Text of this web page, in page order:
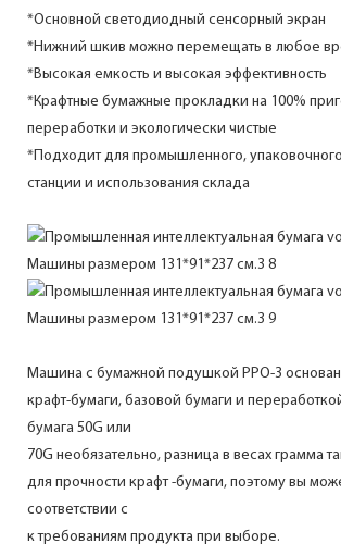
*Основной светодиодный сенсорный экран
*Нижний шкив можно перемещать в любое
*Высокая емкость и высокая эффективность
*Крафтные бумажные прокладки на 100%
переработки и экологически чистые
*Подходит для промышленного,
станции и использования склада
Машина с бумажной подушкой PPO-3
крафт-бумаги, базовой бумаги и
бумага 50G или
70G необязательно, разница в весах грамма
для прочности крафт -бумаги, поэтому вы
соответствии с
к требованиям продукта при выборе.